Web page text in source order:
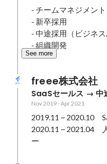
- チームマネジメント
- 新卒採用
- 中途採用（ビジネ
- 組織開発
See more
freee株式会社
SaaSセールス → 中
Nov 2019-Apr 2021
2019.11 ~ 2020.10　
2020.11 ~ 2021.04　
ー